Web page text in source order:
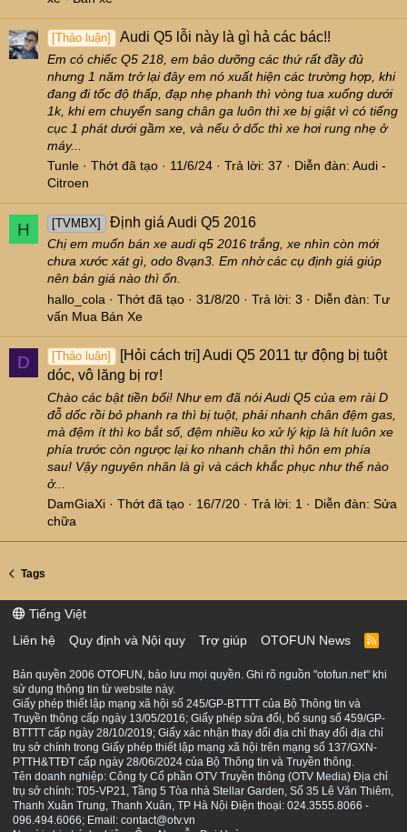
[Thảo luận] Audi Q5 lỗi này là gì hả các bác!!
Em có chiếc Q5 218, em bảo dưỡng các thứ rất đầy đủ
nhưng 1 năm trở lại đây em nó xuất hiện các trường hợp, khi
đang đi tốc độ thấp, đạp nhẹ phanh thì vòng tua xuống dưới
1k, khi em chuyển sang chân ga luôn thì xe bị giật vì có tiếng
cục 1 phát dưới gầm xe, và nếu ở dốc thì xe hơi rung nhẹ ở
máy...
Tunle
Thớt đã tạo 11/6/24 Trả lời: 37 Diễn đàn: Audi -
Citroen
H [TVMBX] Định giá Audi Q5 2016
Chị em muốn bán xe audi q5 2016 trắng, xe nhìn còn mới
chưa xước xát gì, odo 8vạn3. Em nhờ các cụ định giá giúp
nên bán giá nào thì ổn.
hallo_cola
Thớt đã tạo 31/8/20 Trả lời: 3 Diễn đàn: Tư
vấn Mua Bán Xe
D [Thảo luận]
[Hỏi cách trị] Audi Q5 2011 tự động bị tuột
dóc, vô lăng bị rơ!
Chào các bật tiền bối! Như em đã nói Audi Q5 của em rài D
đỗ dốc rồi bỏ phanh ra thì bị tuột, phải nhanh chân đệm gas,
mà đệm ít thì ko bắt số, đệm nhiều ko xử lý kịp là hít luôn xe
phía trước còn ngược lại ko nhanh chân thì hôn em phía
sau! Vậy nguyên nhân là gì và cách khắc phục như thế nào
ở...
DamGiaXi
Thớt đã tạo 16/7/20 Trả lời: 1 Diễn đàn: Sửa
chữa
Tags
Tiếng Việt
Liên hệ
Quy định và Nội quy Trợ giúp OTOFUN News
R
S
Bản quyền 2006 OTOFUN, bảo lưu mọi quyền. Ghi rõ nguồn "otofun.net" khi
sử dụng thông tin từ website này.
Giấy phép thiết lập mạng xã hội số 245/GP-BTTTT của Bộ Thông tin và
Truyền thông cấp ngày 13/05/2016; Giấy phép sửa đổi, bổ sung số 459/GP-
BTTTT cấp ngày 28/10/2019; Giấy xác nhận thay đổi địa chỉ thay đổi địa chỉ
trụ sở chính trong Giấy phép thiết lập mạng xã hội trên mạng số 137/GXN-
PTTH&TTĐT cấp ngày 28/06/2024 của Bộ Thông tin và Truyền thông.
Tên doanh nghiệp: Công ty Cổ phần OTV Truyền thông (OTV Media) Địa chỉ
trụ sở chính: T05-VP21, Tầng 5 Tòa nhà Stellar Garden, Số 35 Lê Văn Thiêm,
Thanh Xuân Trung, Thanh Xuân, TP Hà Nội Điện thoại: 024.3555.8066 -
096.494.6066; Email: contact@otv.vn